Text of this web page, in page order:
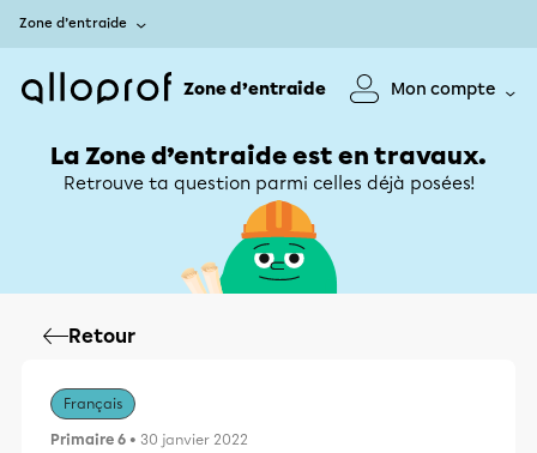
Zone d’entraide
Zone d’entraide Mon compte
La Zone d’entraide est en travaux.
Retrouve ta question parmi celles déjà posées!
Retour
Français
Primaire 6 • 30 janvier 2022